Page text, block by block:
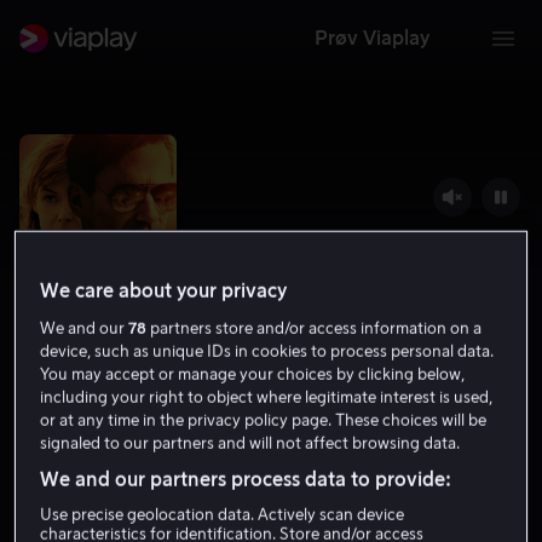
Prøv Viaplay
Beirut
6.5 Drama Thriller 2018 1 t 44 min
15 år
We care about your privacy
We and our78 partners store and/or access information on a
device, such as unique IDs in cookies to process personal data.
You may accept or manage your choices by clicking below,
including your right to object where legitimate interest is used,
or at any time in the privacy policy page. These choices will be
signaled to our partners and will not affect browsing data.
We and our partners process data to provide:
Use precise geolocation data. Actively scan device
characteristics for identification. Store and/or access